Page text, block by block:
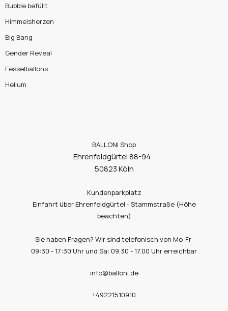
Bubble befüllt
Himmelsherzen
Big Bang
Gender Reveal
Fesselballons
Helium
BALLONI Shop
Ehrenfeldgürtel 88-94
50823 Köln
Kundenparkplatz
Einfahrt über Ehrenfeldgürtel - Stammstraße (Höhe
beachten)
Sie haben Fragen? Wir sind telefonisch von Mo-Fr:
09:30 - 17:30 Uhr und Sa: 09.30 - 17.00 Uhr erreichbar
info@balloni.de
+49221510910